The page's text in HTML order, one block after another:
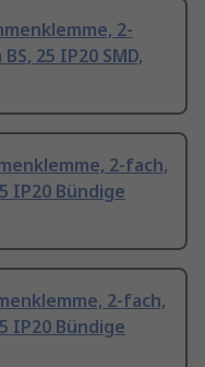
2-
25 IP20 SMD,
2-fach,
IP20 Bündige
2-fach,
IP20 Bündige